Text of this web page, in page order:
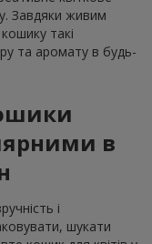
Завдяки живим
такі
та аромату в будь-
в
і
шукати